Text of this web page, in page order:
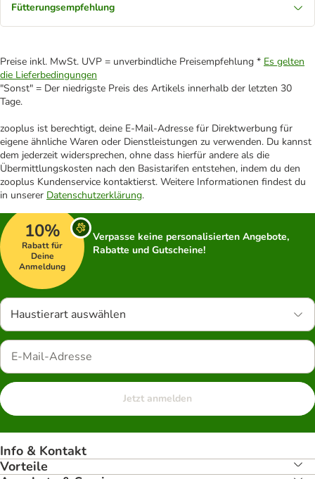
Fütterungsempfehlung
Preise inkl. MwSt. UVP = unverbindliche Preisempfehlung * Es gelten
die Lieferbedingungen
"Sonst" = Der niedrigste Preis des Artikels innerhalb der letzten 30
Tage.
zooplus ist berechtigt, deine E-Mail-Adresse für Direktwerbung für
eigene ähnliche Waren oder Dienstleistungen zu verwenden. Du kannst
dem jederzeit widersprechen, ohne dass hierfür andere als die
Übermittlungskosten nach den Basistarifen entstehen, indem du den
zooplus Kundenservice kontaktierst. Weitere Informationen findest du
in unserer Datenschutzerklärung.
10%
Rabatt für
Deine
Anmeldung
Verpasse keine personalisierten Angebote,
Rabatte und Gutscheine!
Haustierart auswählen
Jetzt anmelden
Info & Kontakt
Vorteile